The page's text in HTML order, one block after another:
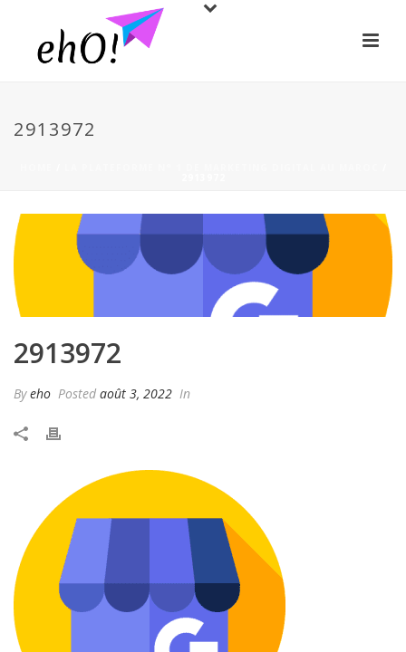
2913972
2913972
Byeho Posted août 3, 2022 In